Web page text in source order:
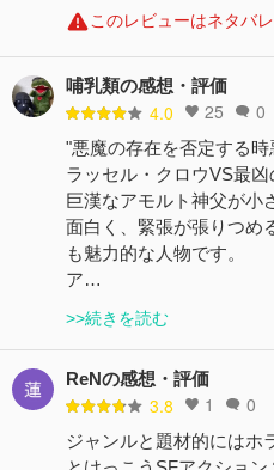
このレビューはネタバ
哺乳類の感想・評価
4.0 25 0
"悪魔の存在を否定する
ラッセル・クロウVS最
巨漢なアモルト神父が小
面白く、緊張が張りつめ
も魅力的な人物です。
ア…
>>続きを読む
ReNの感想・評価
3.8 1 0
ジャンルと題材的にはホ